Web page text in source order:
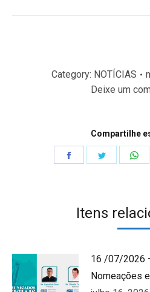
Category: NOTÍCIAS
Deixe um
Compartilhe
Itens
16 /07/2026
Nomeações